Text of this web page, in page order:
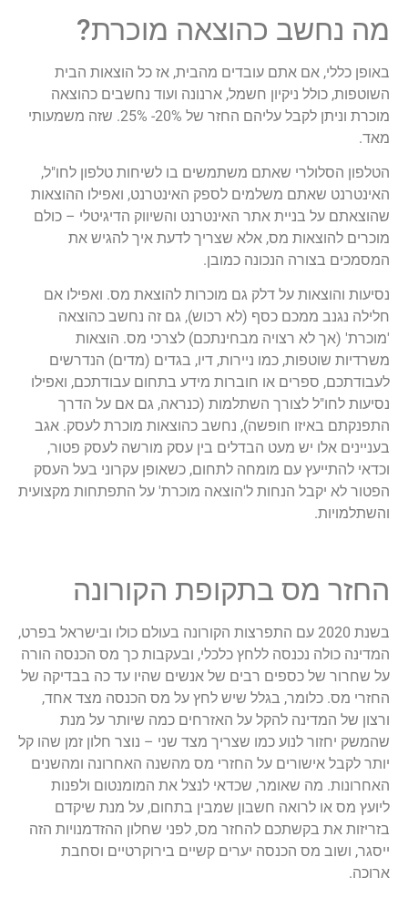
מה נחשב כהוצאה מוכרת?
באופן כללי, אם אתם עובדים מהבית, אז כל הוצאות הבית
השוטפות, כולל ניקיון חשמל, ארנונה ועוד נחשבים כהוצאה
מוכרת וניתן לקבל עליהם החזר של 20%- 25%. שזה משמעותי
מאד.
הטלפון הסלולרי שאתם משתמשים בו לשיחות טלפון לחו"ל,
האינטרנט שאתם משלמים לספק האינטרנט, ואפילו ההוצאות
שהוצאתם על בניית אתר האינטרנט והשיווק הדיגיטלי – כולם
מוכרים להוצאות מס, אלא שצריך לדעת איך להגיש את
המסמכים בצורה הנכונה כמובן.
נסיעות והוצאות על דלק גם מוכרות להוצאת מס. ואפילו אם
חלילה נגנב ממכם כסף (לא רכוש), גם זה נחשב כהוצאה
'מוכרת' (אך לא רצויה מבחינתכם) לצרכי מס. הוצאות
משרדיות שוטפות, כמו ניירות, דיו, בגדים (מדים) הנדרשים
לעבודתכם, ספרים או חוברות מידע בתחום עבודתכם, ואפילו
נסיעות לחו"ל לצורך השתלמות (כנראה, גם אם על הדרך
התפנקתם באיזו חופשה), נחשב כהוצאות מוכרת לעסק. אגב
בעניינים אלו יש מעט הבדלים בין עסק מורשה לעסק פטור,
וכדאי להתייעץ עם מומחה לתחום, כשאופן עקרוני בעל העסק
הפטור לא יקבל הנחות ל'הוצאה מוכרת' על התפתחות מקצועית
והשתלמויות.
החזר מס בתקופת הקורונה
בשנת 2020 עם התפרצות הקורונה בעולם כולו ובישראל בפרט,
המדינה כולה נכנסה ללחץ כלכלי, ובעקבות כך מס הכנסה הורה
על שחרור של כספים רבים של אנשים שהיו עד כה בבדיקה של
החזרי מס. כלומר, בגלל שיש לחץ על מס הכנסה מצד אחד,
ורצון של המדינה להקל על האזרחים כמה שיותר על מנת
שהמשק יחזור לנוע כמו שצריך מצד שני – נוצר חלון זמן שהו קל
יותר לקבל אישורים על החזרי מס מהשנה האחרונה ומהשנים
האחרונות. מה שאומר, שכדאי לנצל את המומנטום ולפנות
ליועץ מס או לרואה חשבון שמבין בתחום, על מנת שיקדם
בזריזות את בקשתכם להחזר מס, לפני שחלון ההזדמנויות הזה
ייסגר, ושוב מס הכנסה יערים קשיים בירוקרטיים וסחבת
ארוכה.